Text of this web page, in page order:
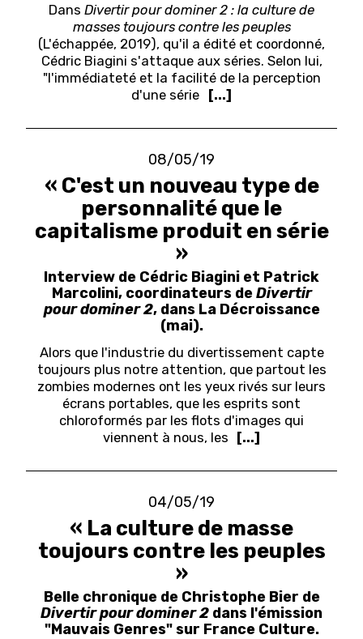
Dans Divertir pour dominer 2 : la culture de
masses toujours contre les peuples
(L'échappée, 2019), qu'il a édité et coordonné,
Cédric Biagini s'attaque aux séries. Selon lui,
"l'immédiateté et la facilité de la perception
d'une série [...]
08/05/19
« C'est un nouveau type de
personnalité que le
capitalisme produit en série
»
Interview de Cédric Biagini et Patrick
Marcolini, coordinateurs deDivertir
pour dominer 2, dans La Décroissance
(mai).
Alors que l'industrie du divertissement capte
toujours plus notre attention, que partout les
zombies modernes ont les yeux rivés sur leurs
écrans portables, que les esprits sont
chloroformés par les flots d'images qui
viennent à nous, les [...]
04/05/19
« La culture de masse
toujours contre les peuples
»
Belle chronique de Christophe Bier de
Divertir pour dominer 2 dans l'émission
"Mauvais Genres" sur France Culture.